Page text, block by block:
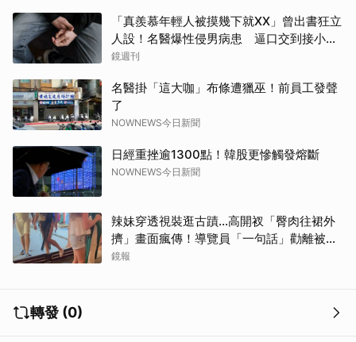
「真羨慕年輕人被摸幾下就XX」曾出書狂立
人設！名醫爆性侵男病患 逼口交到接小孩
鬧鐘響才停
鏡週刊
名醫掛「這大咖」布條遭獵巫！前員工發聲
了
NOWNEWS今日新聞
日經重挫逾1300點！韓股更慘觸發熔斷
NOWNEWS今日新聞
辣妹穿透視裝逛古蹟…高開衩「臀肉往裙外
擠」畫面瘋傳！導覽員「一句話」勸離被狂
讚
鏡報
轉發 (0)